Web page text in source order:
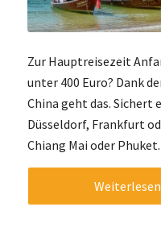
Zur Hauptreisezeit
unter 400 Euro? Dank
China geht das.
Düsseldorf, Frankfurt
Chiang Mai oder Phuket.
Weiterlesen